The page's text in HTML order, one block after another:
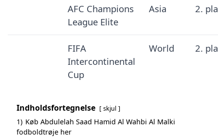
AFC Champions
League Elite
Asia 2.
FIFA
Intercontinental
Cup
World 2.
Indholdsfortegnelse skjul
1) Køb Abdulelah Saad Hamid Al Wahbi Al Malki
fodboldtrøje her